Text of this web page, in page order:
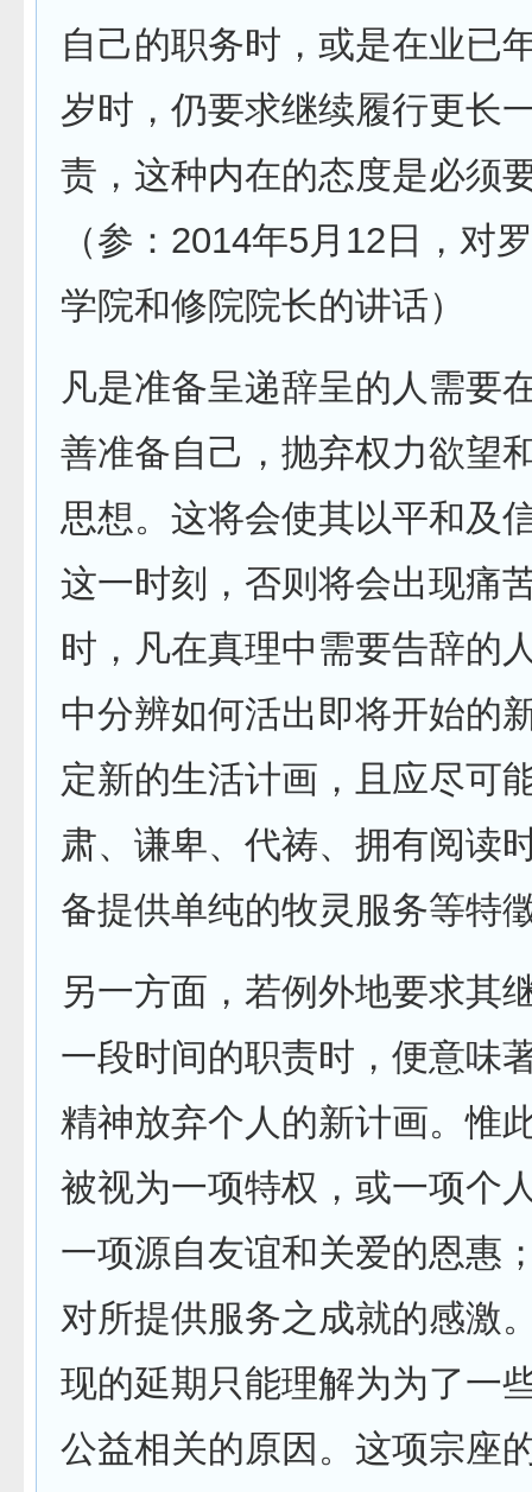
自己的职务时，或是在业已
岁时，仍要求继续履行更长
责，这种内在的态度是必须
（参：2014年5月12日，对
学院和修院院长的讲话）
凡是准备呈递辞呈的人需要
善准备自己，抛弃权力欲望
思想。这将会使其以平和及
这一时刻，否则将会出现痛
时，凡在真理中需要告辞的
中分辨如何活出即将开始的
定新的生活计画，且应尽可
肃、谦卑、代祷、拥有阅读
备提供单纯的牧灵服务等特
另一方面，若例外地要求其
一段时间的职责时，便意味
精神放弃个人的新计画。惟
被视为一项特权，或一项个
一项源自友谊和关爱的恩惠
对所提供服务之成就的感激
现的延期只能理解为为了一
公益相关的原因。这项宗座